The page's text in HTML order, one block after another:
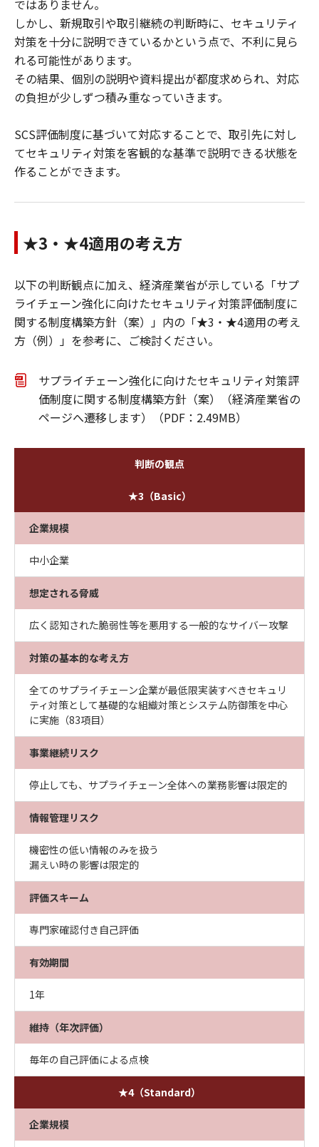
ではありません。
しかし、新規取引や取引継続の判断時に、セキュリティ
対策を十分に説明できているかという点で、不利に見ら
れる可能性があります。
その結果、個別の説明や資料提出が都度求められ、対応
の負担が少しずつ積み重なっていきます。
SCS評価制度に基づいて対応することで、取引先に対し
てセキュリティ対策を客観的な基準で説明できる状態を
作ることができます。
★3・★4適用の考え方
以下の判断観点に加え、経済産業省が示している「サプ
ライチェーン強化に向けたセキュリティ対策評価制度に
関する制度構築方針（案）」内の「★3・★4適用の考え
方（例）」を参考に、ご検討ください。
サプライチェーン強化に向けたセキュリティ対策評
価制度に関する制度構築方針（案）（経済産業省の
ページへ遷移します）（PDF：2.49MB）
判断の観点
★3（Basic）
★4（Standard）
企業規模
中小企業
企業規模
想定される脅威
広く認知された脆弱性等を悪用する一般的なサイバー攻撃
対策の基本的な考え方
全てのサプライチェーン企業が最低限実装すべきセキュリ
ティ対策として基礎的な組織対策とシステム防御策を中心
に実施（83項目）
事業継続リスク
停止しても、サプライチェーン全体への業務影響は限定的
情報管理リスク
機密性の低い情報のみを扱う
漏えい時の影響は限定的
評価スキーム
専門家確認付き自己評価
有効期間
1年
維持（年次評価）
毎年の自己評価による点検